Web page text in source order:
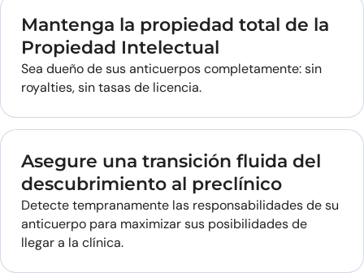
Mantenga la propiedad total de la
Propiedad Intelectual
Sea dueño de sus anticuerpos completamente: sin
royalties, sin tasas de licencia.
Asegure una transición fluida del
descubrimiento al preclínico
Detecte tempranamente las responsabilidades de su
anticuerpo para maximizar sus posibilidades de
llegar a la clínica.